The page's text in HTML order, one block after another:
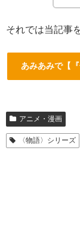
それでは当記事
あみあみで【
アニメ・漫画
〈物語〉シリーズ